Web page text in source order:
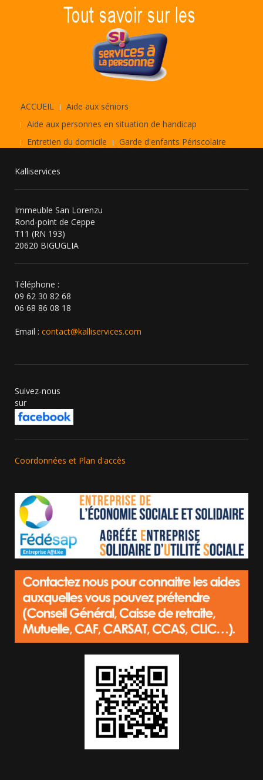
ACCUEIL
Aide aux séniors
Aide aux personnes en situation de handicap
Entretien du domicile
Garde d'enfants Périscolaire
Kalliservices
Immeuble San Lorenzu
Rond-point de Ceppe
T11 (RN 193)
20620 BIGUGLIA
Téléphone :
09 62 30 82 68
06 68 86 08 18
Email : contact@kalliservices.com
Suivez-nous
sur
Coordonnées et Plan d'accès